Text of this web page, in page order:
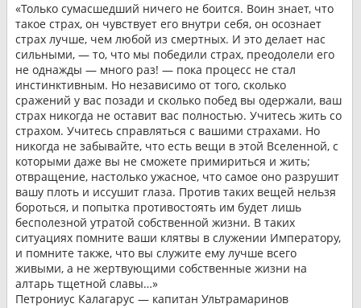
«Только сумасшедший ничего не боится. Воин знает, что
такое страх, он чувствует его внутри себя, он осознает
страх лучше, чем любой из смертных. И это делает нас
сильными, — то, что мы победили страх, преодолели его
не однажды — много раз! — пока процесс не стал
инстинктивным. Но независимо от того, сколько
сражений у вас позади и сколько побед вы одержали, ваш
страх никогда не оставит вас полностью. Учитесь жить со
страхом. Учитесь справляться с вашими страхами. Но
никогда не забывайте, что есть вещи в этой Вселенной, с
которыми даже вы не сможете примириться и жить;
отвращение, настолько ужасное, что самое оно разрушит
вашу плоть и иссушит глаза. Против таких вещей нельзя
бороться, и попытка противостоять им будет лишь
бесполезной утратой собственной жизни. В таких
ситуациях помните ваши клятвы в служении Императору,
и помните также, что вы служите ему лучше всего
живыми, а не жертвующими собственные жизни на
алтарь тщетной славы…»
Петрониус Калагарус — капитан Ультрамаринов